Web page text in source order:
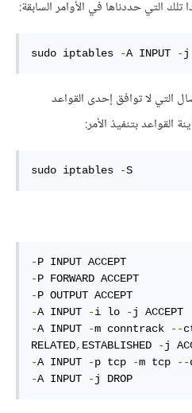
تلك التي حددناها في الأوامر السابقة:
sudo iptables -A INPUT -j
التي لا توافق إحدى القواعد
القواعد بتنفيذ الأمر:
sudo iptables -S
-
-
-
-A INPUT -i lo -
-A INPUT -m conntrack --
RELATED, ESTABLISHED -
-A INPUT -p tcp -m tcp --
-A INPUT -j DROP